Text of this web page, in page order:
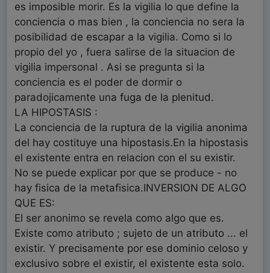
es imposible morir. Es la vigilia lo que define la
conciencia o mas bien , la conciencia no sera la
posibilidad de escapar a la vigilia. Como si lo
propio del yo , fuera salirse de la situacion de
vigilia impersonal . Asi se pregunta si la
conciencia es el poder de dormir o
paradojicamente una fuga de la plenitud.
LA HIPOSTASIS :
La conciencia de la ruptura de la vigilia anonima
del hay costituye una hipostasis.En la hipostasis
el existente entra en relacion con el su existir.
No se puede explicar por que se produce - no
hay fisica de la metafisica.INVERSION DE ALGO
QUE ES:
El ser anonimo se revela como algo que es.
Existe como atributo ; sujeto de un atributo ... el
existir. Y precisamente por ese dominio celoso y
exclusivo sobre el existir, el existente esta solo.